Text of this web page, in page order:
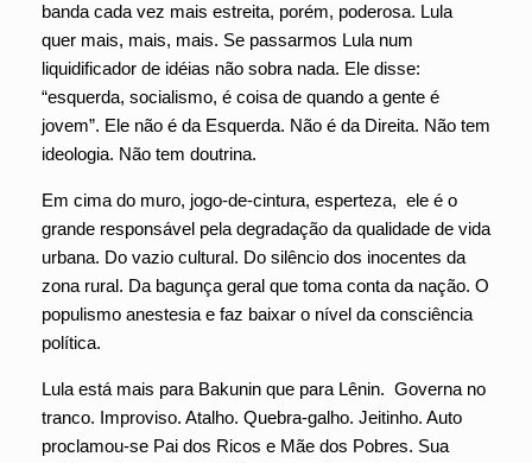
banda cada vez mais estreita, porém, poderosa. Lula
quer mais, mais, mais. Se passarmos Lula num
liquidificador de idéias não sobra nada. Ele disse:
“esquerda, socialismo, é coisa de quando a gente é
jovem”. Ele não é da Esquerda. Não é da Direita. Não tem
ideologia. Não tem doutrina.
Em cima do muro, jogo-de-cintura, esperteza, ele é o
grande responsável pela degradação da qualidade de vida
urbana. Do vazio cultural. Do silêncio dos inocentes da
zona rural. Da bagunça geral que toma conta da nação. O
populismo anestesia e faz baixar o nível da consciência
política.
Lula está mais para Bakunin que para Lênin. Governa no
tranco. Improviso. Atalho. Quebra-galho. Jeitinho. Auto
proclamou-se Pai dos Ricos e Mãe dos Pobres. Sua